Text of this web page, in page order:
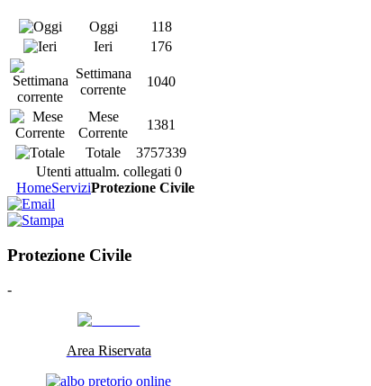
Oggi
118
Ieri
176
Settimana
corrente
1040
Mese
Corrente
1381
Totale
3757339
Utenti attualm. collegati 0
HomeServiziProtezione Civile
Protezione Civile
-
Area Riservata